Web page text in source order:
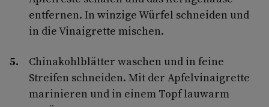
entfernen. In winzige Würfel schneiden und
in die Vinaigrette mischen.
Chinakohlblätter waschen und in feine
Streifen schneiden. Mit der Apfelvinaigrette
marinieren und in einem Topf lauwarm